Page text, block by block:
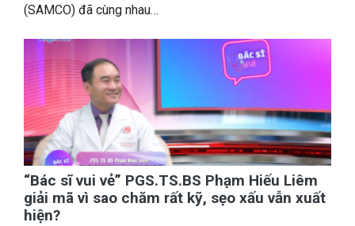
(SAMCO) đã cùng nhau…
“Bác sĩ vui vẻ” PGS.TS.BS Phạm Hiếu Liêm
giải mã vì sao chăm rất kỹ, sẹo xấu vẫn xuất
hiện?